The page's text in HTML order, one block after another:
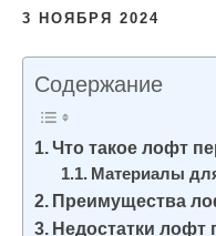
3 НОЯБРЯ 2024
Содержание
Что такое лофт
Материалы
Преимущества
Недостатки лофт